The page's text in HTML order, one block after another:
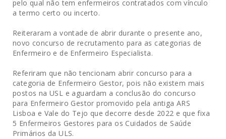
pelo qual não tem enfermeiros contratados com vínculo
a termo certo ou incerto.
Reiteraram a vontade de abrir durante o presente ano,
novo concurso de recrutamento para as categorias de
Enfermeiro e de Enfermeiro Especialista.
Referiram que não tencionam abrir concurso para a
categoria de Enfermeiro Gestor, pois não existem mais
postos na USL e aguardam a conclusão do concurso
para Enfermeiro Gestor promovido pela antiga ARS
Lisboa e Vale do Tejo que decorre desde 2022 e que fixa
5 Enfermeiros Gestores para os Cuidados de Saúde
Primários da ULS.